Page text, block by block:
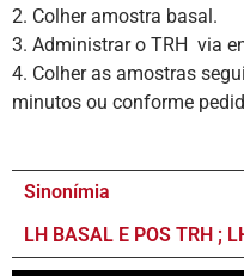
2. Colher amostra basal.
3. Administrar o TRH via
4. Colher as amostras
minutos ou conforme
Sinonímia
LH BASAL E POS TRH ;